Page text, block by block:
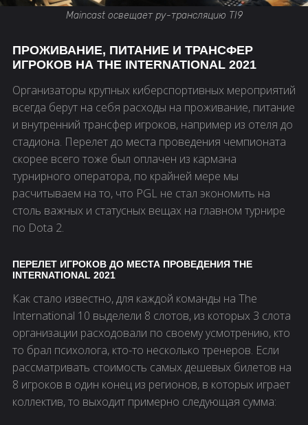
Maincast освещает ру-трансляцию TI9
ПРОЖИВАНИЕ, ПИТАНИЕ И ТРАНСФЕР
ИГРОКОВ НА THE INTERNATIONAL 2021
Организаторы крупных киберспортивных мероприятий
всегда берут на себя расходы на проживание, питание
и внутренний трансфер игроков, например из отеля до
стадиона. Перелет до места проведения чемпионата
скорее всего тоже был оплачен из кармана
турнирного оператора, по крайней мере мы
расчитываем на то, что PGL не стал экономить на
столь важных и статусных вещах на главном турнире
по Dota 2.
ПЕРЕЛЕТ ИГРОКОВ ДО МЕСТА ПРОВЕДЕНИЯ THE
INTERNATIONAL 2021
Как стало известно, для каждой команды на The
International 10 выделели 8 слотов, из которых 3 слота
организации расходовали по своему усмотрению, кто
то брал психолога, кто-то несколько тренеров. Если
рассматривать стоимость самых дешевых билетов на
8 игроков в один конец из регионов, в которых играет
коллектив, то выходит примерно следующая сумма: